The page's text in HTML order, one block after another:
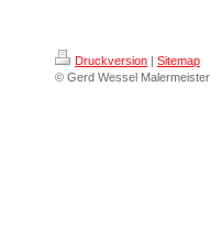
Druckversion | Sitemap
© Gerd Wessel Malermeister